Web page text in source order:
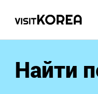
Найти